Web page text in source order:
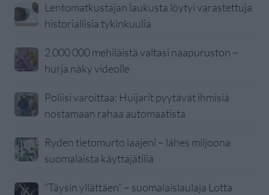
Lentomatkustajan laukusta löytyi varastettuja
historiallisia tykinkuulia
2 000 000 mehiläistä valtasi naapuruston –
hurja näky videolle
Poliisi varoittaa: Huijarit pyytävät ihmisiä
nostamaan rahaa automaatista
Ryden tietomurto laajeni – lähes miljoona
suomalaista käyttäjätiliä
”Täysin yllättäen” – suomalaislaulaja Lotta